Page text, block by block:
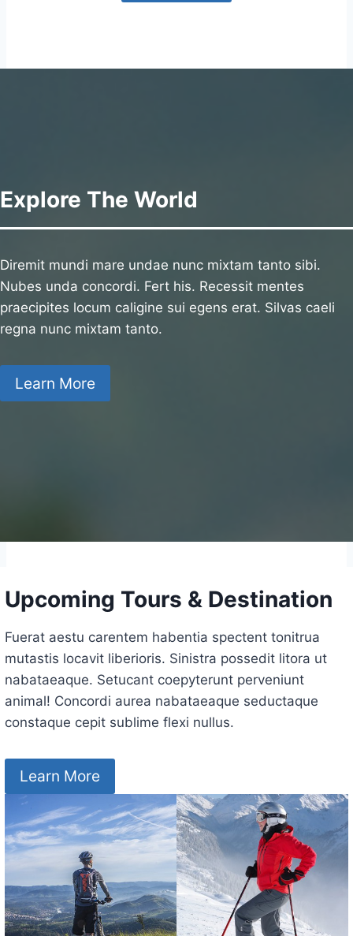
Explore The World
Diremit mundi mare undae nunc mixtam tanto sibi.
Nubes unda concordi. Fert his. Recessit mentes
praecipites locum caligine sui egens erat. Silvas caeli
regna nunc mixtam tanto.
Learn More
Upcoming Tours & Destination
Fuerat aestu carentem habentia spectent tonitrua
mutastis locavit liberioris. Sinistra possedit litora ut
nabataeaque. Setucant coepyterunt perveniunt
animal! Concordi aurea nabataeaque seductaque
constaque cepit sublime flexi nullus.
Learn More